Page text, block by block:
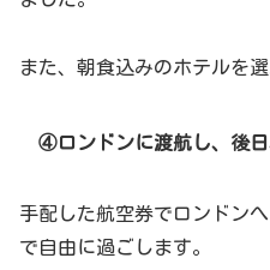
また、朝食込みのホテルを
④ロンドンに渡航し、後日
手配した航空券でロンドン
で自由に過ごします。